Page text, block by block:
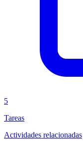
5
Tareas
Actividades relacionadas